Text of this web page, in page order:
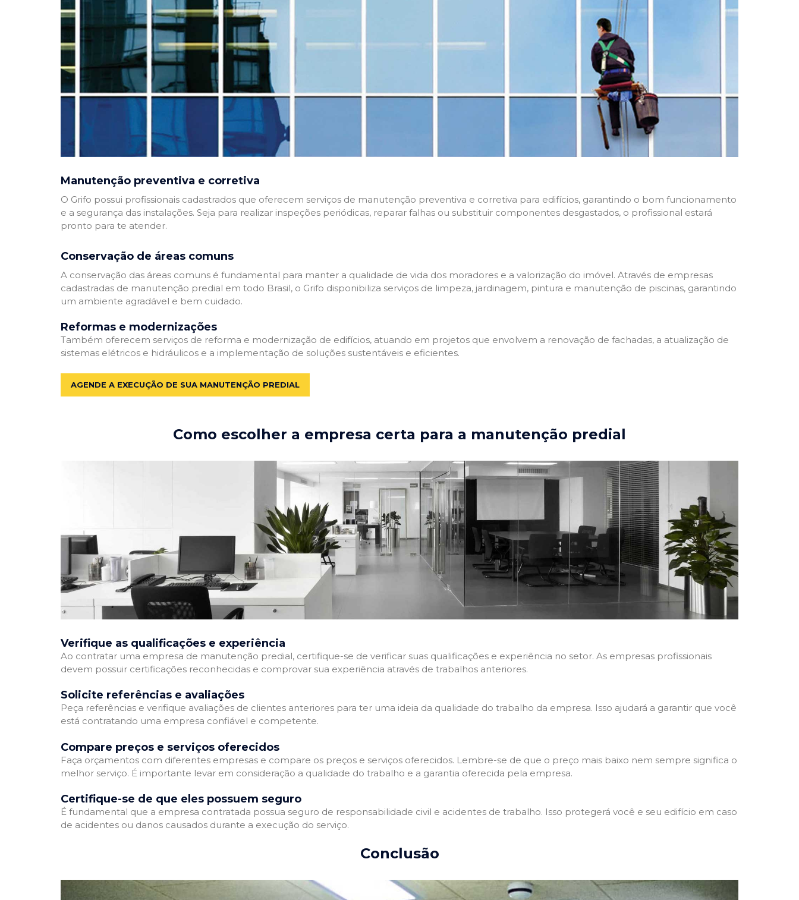
Manutenção preventiva e corretiva
O Grifo possui profissionais cadastrados que oferecem serviços de manutenção preventiva e corretiva para edifícios, garantindo o bom funcionamento
e a segurança das instalações. Seja para realizar inspeções periódicas, reparar falhas ou substituir componentes desgastados, o profissional estará
pronto para te atender.
Conservação de áreas comuns
A conservação das áreas comuns é fundamental para manter a qualidade de vida dos moradores e a valorização do imóvel. Através de empresas
cadastradas de manutenção predial em todo Brasil, o Grifo disponibiliza serviços de limpeza, jardinagem, pintura e manutenção de piscinas, garantindo
um ambiente agradável e bem cuidado.
Reformas e modernizações
Também oferecem serviços de reforma e modernização de edifícios, atuando em projetos que envolvem a renovação de fachadas, a atualização de
sistemas elétricos e hidráulicos e a implementação de soluções sustentáveis e eficientes.
AGENDE A EXECUÇÃO DE SUA MANUTENÇÃO PREDIAL
Como escolher a empresa certa para a manutenção predial
Verifique as qualificações e experiência
Ao contratar uma empresa de manutenção predial, certifique-se de verificar suas qualificações e experiência no setor. As empresas profissionais
devem possuir certificações reconhecidas e comprovar sua experiência através de trabalhos anteriores.
Solicite referências e avaliações
Peça referências e verifique avaliações de clientes anteriores para ter uma ideia da qualidade do trabalho da empresa. Isso ajudará a garantir que você
está contratando uma empresa confiável e competente.
Compare preços e serviços oferecidos
Faça orçamentos com diferentes empresas e compare os preços e serviços oferecidos. Lembre-se de que o preço mais baixo nem sempre significa o
melhor serviço. É importante levar em consideração a qualidade do trabalho e a garantia oferecida pela empresa.
Certifique-se de que eles possuem seguro
É fundamental que a empresa contratada possua seguro de responsabilidade civil e acidentes de trabalho. Isso protegerá você e seu edifício em caso
de acidentes ou danos causados durante a execução do serviço.
Conclusão